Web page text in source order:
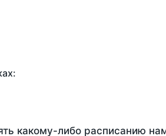
какому-либо расписанию